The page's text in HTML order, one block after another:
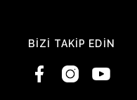
BİZİ TAKİP EDİN